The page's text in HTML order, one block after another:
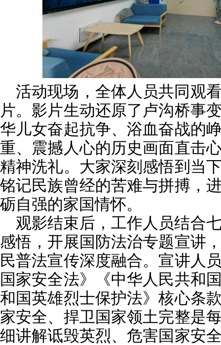
活动现场，全体人员共同观
片。影片生动还原了卢沟桥事
华儿女奋起抗争、浴血奋战的
重、震撼人心的历史画面直击
精神洗礼。大家深刻感悟到当
铭记民族曾经的苦难与拼搏，
砺自强的家国情怀。
观影结束后，工作人员结合
感悟，开展国防法治专题宣讲
民普法宣传深度融合。宣讲人
国家安全法》《中华人民共和
和国英雄烈士保护法》核心条
家安全、捍卫国家领土完整是
细讲解诋毁英烈、危害国家安